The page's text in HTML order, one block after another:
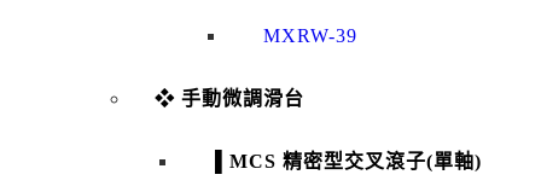
MXRW-39
❖ 手動微調滑台
▌MCS 精密型交叉滾子(單軸)